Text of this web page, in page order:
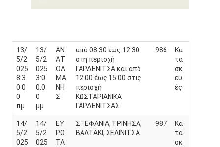
13/
5/2
025
8:3
0:0
0
πμ
13/
5/2
025
3:0
0:0
0
μμ
ΑΝ
ΑΤ
ΟΛ.
ΜΑ
ΝΗ
Σ
από 08:30 έως 12:30
στη περιοχή
ΓΑΡΔΕΝΙΤΣΑ και από
12:00 έως 15:00 στις
περιοχή
ΚΩΣΤΑΡΙΑΝΙΚΑ
ΓΑΡΔΕΝΙΤΣΑΣ.
986
Κα
τα
σκ
ευ
ές
14/
5/2
025
14/
5/2
025
ΕΥ
ΡΩ
ΤΑ
ΣΤΕΦΑΝΙΑ, ΤΡΙΝΗΣΑ,
ΒΑΛΤΑΚΙ, ΣΕΛΙΝΙΤΣΑ
987
Κα
τα
σκ